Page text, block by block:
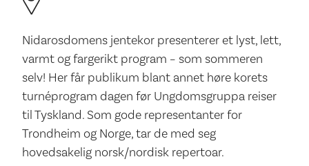
Nidarosdomens jentekor presenterer et lyst, lett,
varmt og fargerikt program – som sommeren
selv! Her får publikum blant annet høre korets
turnéprogram dagen før Ungdomsgruppa reiser
til Tyskland. Som gode representanter for
Trondheim og Norge, tar de med seg
hovedsakelig norsk/nordisk repertoar.